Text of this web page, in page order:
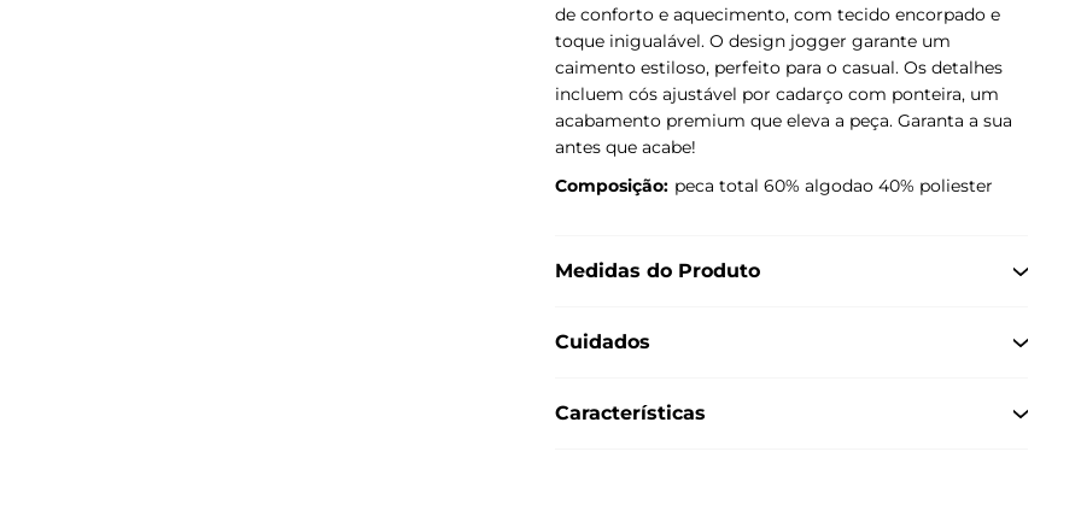
de conforto e aquecimento, com tecido encorpado e
toque inigualável. O design jogger garante um
caimento estiloso, perfeito para o casual. Os detalhes
incluem cós ajustável por cadarço com ponteira, um
acabamento premium que eleva a peça. Garanta a sua
antes que acabe!
Composição: peca total 60% algodao 40% poliester
Medidas do Produto
Cuidados
Características